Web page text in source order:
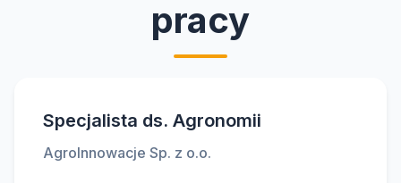
pracy
Specjalista ds. Agronomii
AgroInnowacje Sp. z o.o.